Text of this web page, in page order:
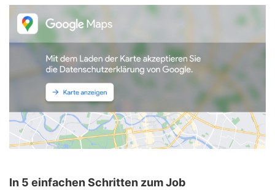
In 5 einfachen Schritten zum Job